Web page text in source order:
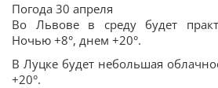
Погода 30 апреля
Во Львове в среду будет
Ночью +8°, днем +20°.
В Луцке будет небольшая
+20°.